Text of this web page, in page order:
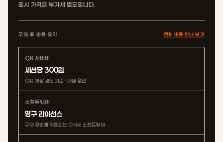
표시 가격은 부가세 별도입니다.
구매 후 비용 요약 전체 비용 안내 보기
QR 서버비
세션당 300원
QR 저장 세션 기준 · 매월 정산
소프트웨어
영구 라이선스
구매 장비에 적용되는 Chiki 소프트웨어